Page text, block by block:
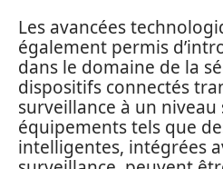
Les avancées
également permis
dans le domaine de la
dispositifs connectés
surveillance à un niveau
équipements tels que
intelligentes, intégrées